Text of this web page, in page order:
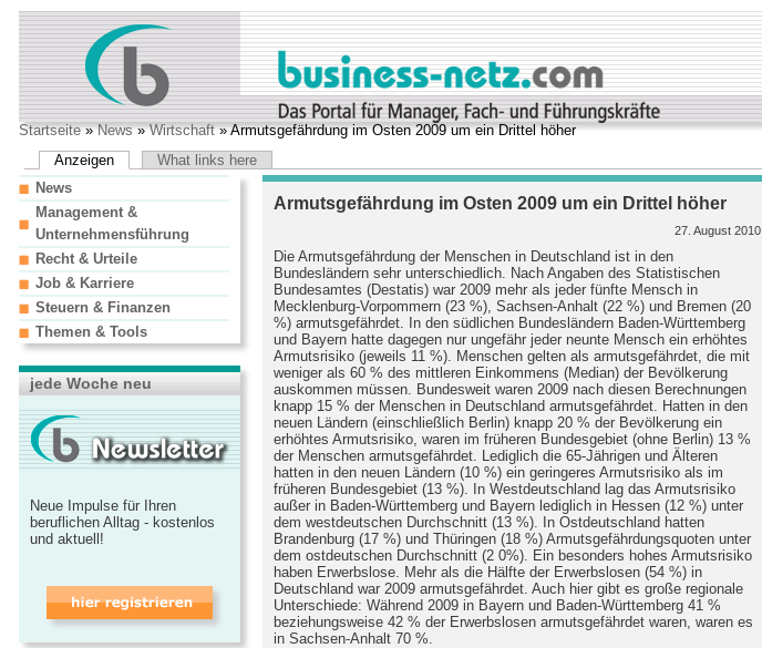
Startseite»News»Wirtschaft» Armutsgefährdung im Osten 2009 um ein Drittel höher
Anzeigen
What links here
Armutsgefährdung im Osten 2009 um ein Drittel höher
27. August 2010
Die Armutsgefährdung der Menschen in Deutschland ist in den
Bundesländern sehr unterschiedlich. Nach Angaben des Statistischen
Bundesamtes (Destatis) war 2009 mehr als jeder fünfte Mensch in
Mecklenburg-Vorpommern (23 %), Sachsen-Anhalt (22 %) und Bremen (20
%) armutsgefährdet. In den südlichen Bundesländern Baden-Württemberg
und Bayern hatte dagegen nur ungefähr jeder neunte Mensch ein erhöhtes
Armutsrisiko (jeweils 11 %). Menschen gelten als armutsgefährdet, die mit
weniger als 60 % des mittleren Einkommens (Median) der Bevölkerung
auskommen müssen. Bundesweit waren 2009 nach diesen Berechnungen
knapp 15 % der Menschen in Deutschland armutsgefährdet. Hatten in den
neuen Ländern (einschließlich Berlin) knapp 20 % der Bevölkerung ein
erhöhtes Armutsrisiko, waren im früheren Bundesgebiet (ohne Berlin) 13 %
der Menschen armutsgefährdet. Lediglich die 65-Jährigen und Älteren
hatten in den neuen Ländern (10 %) ein geringeres Armutsrisiko als im
früheren Bundesgebiet (13 %). In Westdeutschland lag das Armutsrisiko
außer in Baden-Württemberg und Bayern lediglich in Hessen (12 %) unter
dem westdeutschen Durchschnitt (13 %). In Ostdeutschland hatten
Brandenburg (17 %) und Thüringen (18 %) Armutsgefährdungsquoten unter
dem ostdeutschen Durchschnitt (2 0%). Ein besonders hohes Armutsrisiko
haben Erwerbslose. Mehr als die Hälfte der Erwerbslosen (54 %) in
Deutschland war 2009 armutsgefährdet. Auch hier gibt es große regionale
Unterschiede: Während 2009 in Bayern und Baden-Württemberg 41 %
beziehungsweise 42 % der Erwerbslosen armutsgefährdet waren, waren es
in Sachsen-Anhalt 70 %.
News
Management &
Unternehmensführung
Recht & Urteile
Job & Karriere
Steuern & Finanzen
Themen & Tools
jede Woche neu
Neue Impulse für Ihren
beruflichen Alltag - kostenlos
und aktuell!